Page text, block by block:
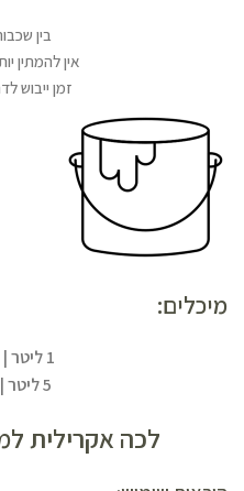
בין שכבות: 1
אין להמתין יותר מ-
זמן ייבוש
מיכלים:
1 ליטר | 2.5 ליטר
5 ליטר | 10 ליטר
לכה אקרילית